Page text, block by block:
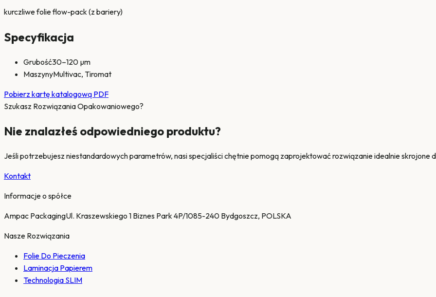
kurczliwe folie flow-pack (z bariery)
Specyfikacja
Grubość30–120 µm
MaszynyMultivac, Tiromat
Pobierz kartę katalogową PDF
Szukasz Rozwiązania Opakowaniowego?
Nie znalazłeś odpowiedniego produktu?
Jeśli potrzebujesz niestandardowych parametrów, nasi specjaliści chętnie pomogą zaprojektować rozwiązanie idealnie skrojone
Kontakt
Informacje o spółce
Ampac PackagingUl. Kraszewskiego 1 Biznes Park 4P/1085-240 Bydgoszcz, POLSKA
Nasze Rozwiązania
Folie Do Pieczenia
Laminacja Papierem
Technologia SLIM